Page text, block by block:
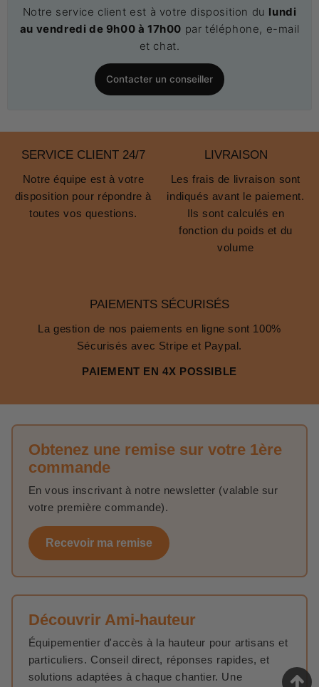
Notre service client est à votre disposition du lundi
au vendredi de 9h00 à 17h00 par téléphone, e-mail
et chat.
Contacter un conseiller
SERVICE CLIENT 24/7
Notre équipe est à votre
disposition pour répondre à
toutes vos questions.
LIVRAISON
Les frais de livraison sont
indiqués avant le paiement.
Ils sont calculés en
fonction du poids et du
volume
PAIEMENTS SÉCURISÉS
La gestion de nos paiements en ligne sont 100%
Sécurisés avec Stripe et Paypal.
PAIEMENT EN 4X POSSIBLE
Obtenez une remise sur votre 1ère
commande
En vous inscrivant à notre newsletter (valable sur
votre première commande).
Recevoir ma remise
Découvrir Ami-hauteur
Équipementier d'accès à la hauteur pour artisans et
particuliers. Conseil direct, réponses rapides, et
solutions adaptées à chaque chantier. Une